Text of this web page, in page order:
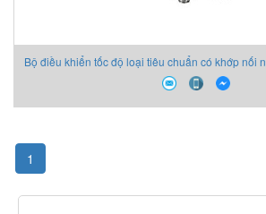
Bộ điều khiển tốc độ loại tiêu chuẩn có khớp nối
Speed Controller with Quick
1